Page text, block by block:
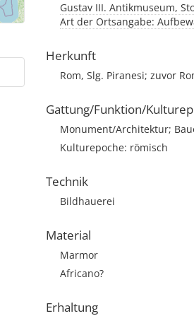
.
Gustav III. Antikmuseum,
Art der Ortsangabe:
Herkunft
Rom, Slg. Piranesi; zuvor
Gattung/Funktion/
Monument/Architektur;
Kulturepoche: römisch
Technik
Bildhauerei
Material
Marmor
Africano?
Erhaltung